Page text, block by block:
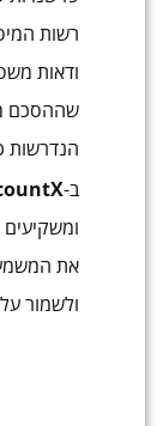
רשות
ודאות
שההסכם
הנדרשות
ב-
ומשקיעים
את
ולשמור